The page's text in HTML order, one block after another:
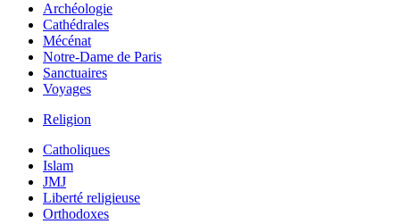
Archéologie
Cathédrales
Mécénat
Notre-Dame de Paris
Sanctuaires
Voyages
Religion
Catholiques
Islam
JMJ
Liberté religieuse
Orthodoxes